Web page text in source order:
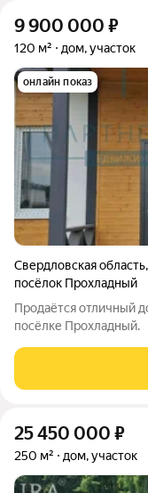
9 900 000 ₽
120 м² дом, участок
онлайн показ
Свердловская область,
посёлок Прохладный
Продаётся отличный
посёлке Прохладный.
25 450 000 ₽
250 м² дом, участок